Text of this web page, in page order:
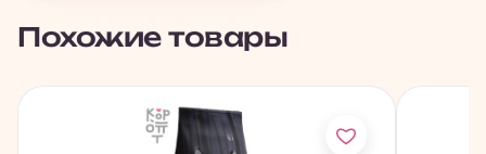
Похожие товары